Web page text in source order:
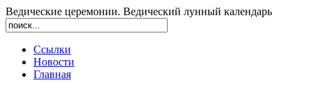
Ведические церемонии. Ведический лунный календарь
Ссылки
Новости
Главная